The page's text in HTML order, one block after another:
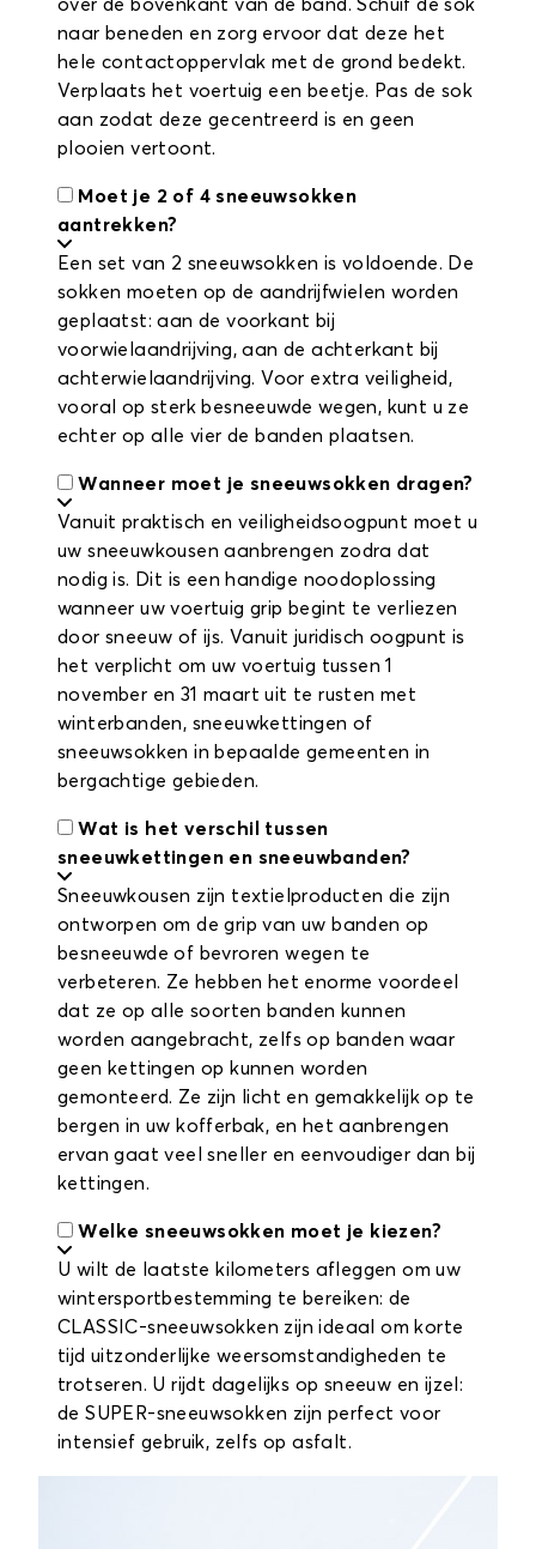
over de bovenkant van de band. Schuif de sok
naar beneden en zorg ervoor dat deze het
hele contactoppervlak met de grond bedekt.
Verplaats het voertuig een beetje. Pas de sok
aan zodat deze gecentreerd is en geen
plooien vertoont.
Moet je 2 of 4 sneeuwsokken
aantrekken?
Een set van 2 sneeuwsokken is voldoende. De
sokken moeten op de aandrijfwielen worden
geplaatst: aan de voorkant bij
voorwielaandrijving, aan de achterkant bij
achterwielaandrijving. Voor extra veiligheid,
vooral op sterk besneeuwde wegen, kunt u ze
echter op alle vier de banden plaatsen.
Wanneer moet je sneeuwsokken dragen?
Vanuit praktisch en veiligheidsoogpunt moet u
uw sneeuwkousen aanbrengen zodra dat
nodig is. Dit is een handige noodoplossing
wanneer uw voertuig grip begint te verliezen
door sneeuw of ijs. Vanuit juridisch oogpunt is
het verplicht om uw voertuig tussen 1
november en 31 maart uit te rusten met
winterbanden, sneeuwkettingen of
sneeuwsokken in bepaalde gemeenten in
bergachtige gebieden.
Wat is het verschil tussen
sneeuwkettingen en sneeuwbanden?
Sneeuwkousen zijn textielproducten die zijn
ontworpen om de grip van uw banden op
besneeuwde of bevroren wegen te
verbeteren. Ze hebben het enorme voordeel
dat ze op alle soorten banden kunnen
worden aangebracht, zelfs op banden waar
geen kettingen op kunnen worden
gemonteerd. Ze zijn licht en gemakkelijk op te
bergen in uw kofferbak, en het aanbrengen
ervan gaat veel sneller en eenvoudiger dan bij
kettingen.
Welke sneeuwsokken moet je kiezen?
U wilt de laatste kilometers afleggen om uw
wintersportbestemming te bereiken: de
CLASSIC-sneeuwsokken zijn ideaal om korte
tijd uitzonderlijke weersomstandigheden te
trotseren. U rijdt dagelijks op sneeuw en ijzel:
de SUPER-sneeuwsokken zijn perfect voor
intensief gebruik, zelfs op asfalt.